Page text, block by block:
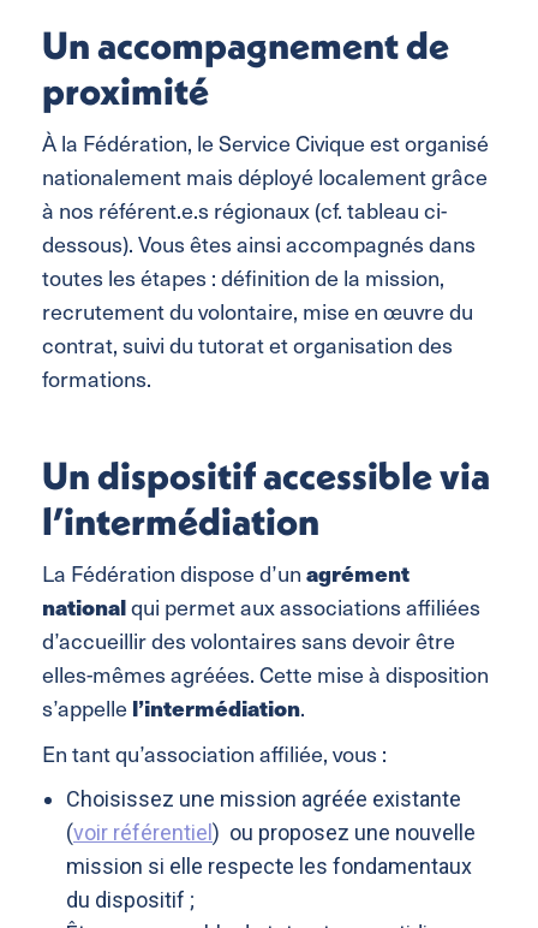
Un accompagnement de
proximité
À la Fédération, le Service Civique est organisé
nationalement mais déployé localement grâce
à nos référent.e.s régionaux (cf. tableau ci-
dessous). Vous êtes ainsi accompagnés dans
toutes les étapes : définition de la mission,
recrutement du volontaire, mise en œuvre du
contrat, suivi du tutorat et organisation des
formations.
Un dispositif accessible via
l’intermédiation
La Fédération dispose d’un agrément
nationalqui permet aux associations affiliées
d’accueillir des volontaires sans devoir être
elles-mêmes agréées. Cette mise à disposition
s’appelle l’intermédiation.
En tant qu’association affiliée, vous :
Choisissez une mission agréée existante
(voir référentiel) ou proposez une nouvelle
mission si elle respecte les fondamentaux
du dispositif ;